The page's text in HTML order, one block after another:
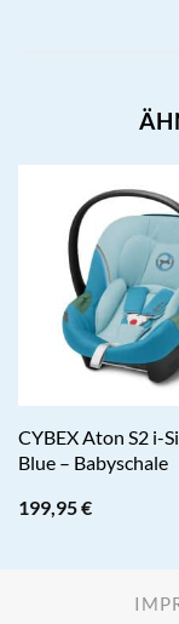
CYBEX Aton S2 i-
Blue – Babyschale
199,95€